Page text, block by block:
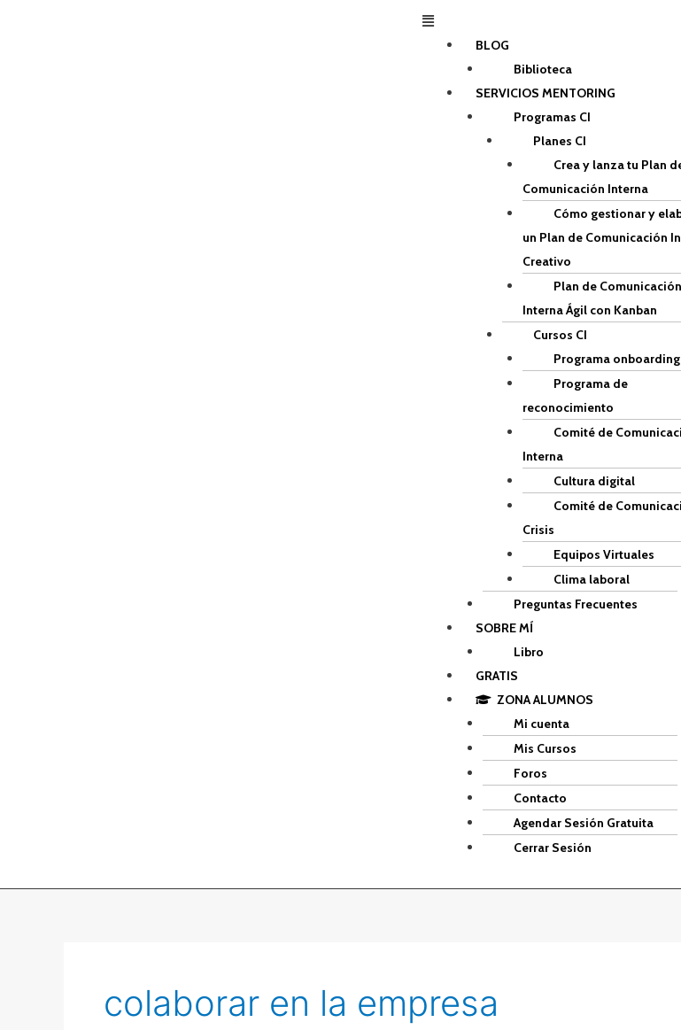
Menú
BLOG
Biblioteca
SERVICIOS MENTORING
Programas CI
Planes CI
Crea y lanza tu Plan
Comunicación Interna
Cómo gestionar y
un Plan de Comunicación
Creativo
Plan de Comunicación
Interna Ágil con Kanban
Cursos CI
Programa onboarding
Programa de
reconocimiento
Comité de
Interna
Cultura digital
Comité de
Crisis
Equipos Virtuales
Clima laboral
Preguntas Frecuentes
SOBRE MÍ
Libro
GRATIS
ZONA ALUMNOS
Mi cuenta
Mis Cursos
Foros
Contacto
Agendar Sesión Gratuita
Cerrar Sesión
colaborar en la empresa